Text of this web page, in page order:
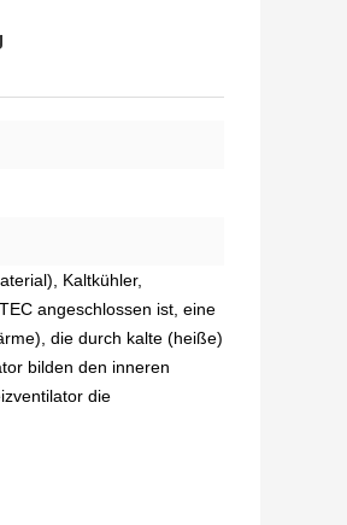
Kaltkühler,
angeschlossen ist, eine
die durch kalte (heiße)
bilden den inneren
die